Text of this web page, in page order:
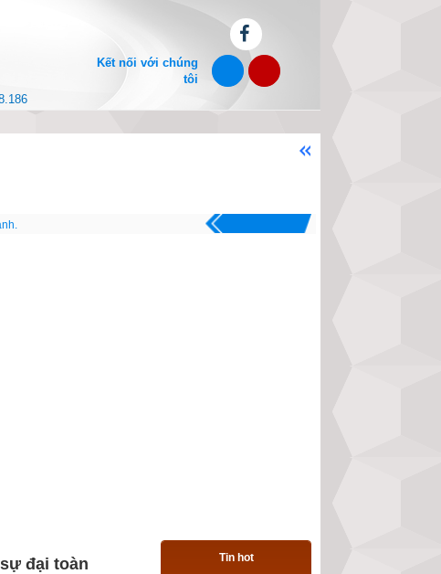
Kết nối với chúng
tôi
Chào mừng bạn đến với website
thư.
đại toàn Tin hot